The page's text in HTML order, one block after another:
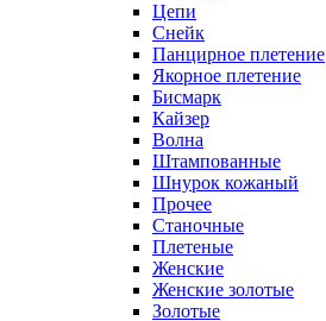
Цепи
Снейк
Панцирное плетение
Якорное плетение
Бисмарк
Кайзер
Волна
Штампованные
Шнурок кожаный
Прочее
Станочные
Плетеные
Женские
Женские золотые
Золотые